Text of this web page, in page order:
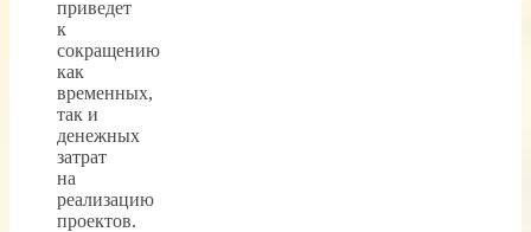
приведет
к
сокращению
как
временных,
так и
денежных
затрат
на
реализацию
проектов.